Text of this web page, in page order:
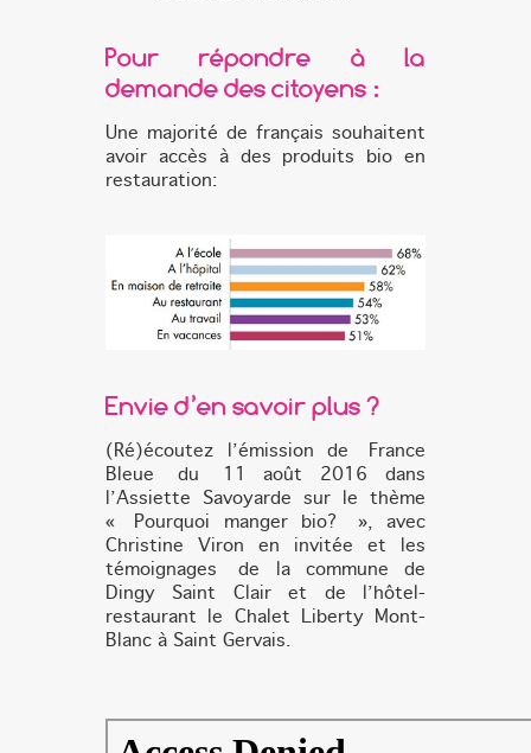
Pour répondre à la
demande des citoyens :
Une majorité de français souhaitent
avoir accès à des produits bio en
restauration:
Envie d’en savoir plus ?
(Ré)écoutez
l’émission de France
Bleue du 11 août 2016 dans
l’Assiette Savoyarde sur le thème
« Pourquoi manger bio? », avec
Christine Viron en invitée et les
témoignages de la commune de
Dingy Saint Clair et de l’hôtel-
restaurant le Chalet Liberty
Mont-
Blanc à Saint Gervais.